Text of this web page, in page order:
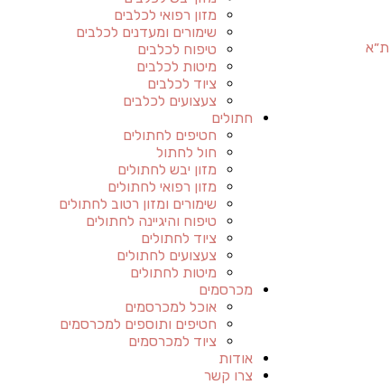
מזון רפואי לכלבים
שימורים ומעדנים לכלבים
טיפוח לכלבים
מיטות לכלבים
ציוד לכלבים
צעצועים לכלבים
חתולים
חטיפים לחתולים
חול לחתול
מזון יבש לחתולים
מזון רפואי לחתולים
שימורים ומזון רטוב לחתולים
טיפוח והיגיינה לחתולים
ציוד לחתולים
צעצועים לחתולים
מיטות לחתולים
מכרסמים
אוכל למכרסמים
חטיפים ותוספים למכרסמים
ציוד למכרסמים
אודות
צרו קשר